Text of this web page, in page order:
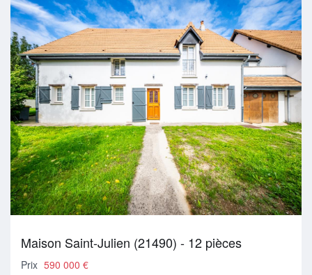
Maison Saint-Julien (21490) - 12 pièces
Prix 590 000 €